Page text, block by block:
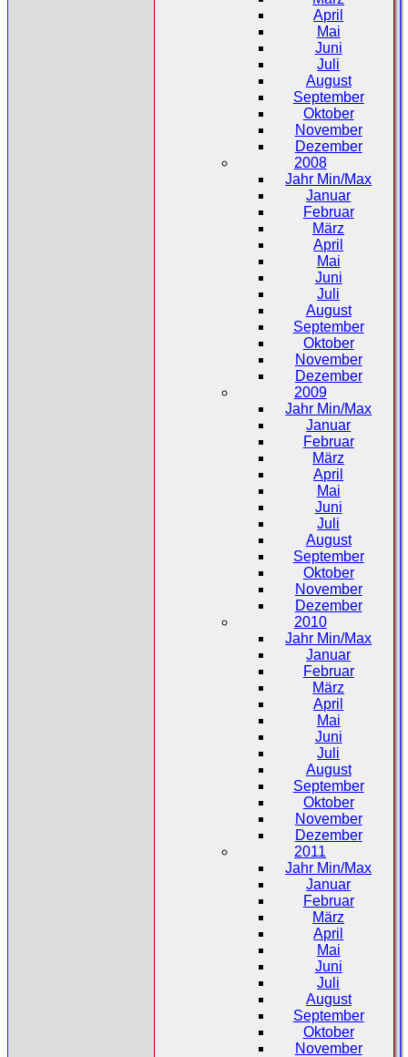
April
Mai
Juni
Juli
August
September
Oktober
November
Dezember
2008
Jahr Min/Max
Januar
Februar
März
April
Mai
Juni
Juli
August
September
Oktober
November
Dezember
2009
Jahr Min/Max
Januar
Februar
März
April
Mai
Juni
Juli
August
September
Oktober
November
Dezember
2010
Jahr Min/Max
Januar
Februar
März
April
Mai
Juni
Juli
August
September
Oktober
November
Dezember
2011
Jahr Min/Max
Januar
Februar
März
April
Mai
Juni
Juli
August
September
Oktober
November